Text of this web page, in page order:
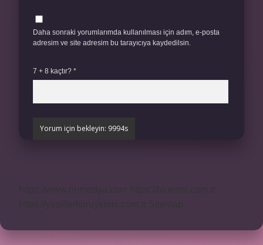
Daha sonraki yorumlarımda kullanılması için adım, e-posta
adresim ve site adresim bu tarayıcıya kaydedilsin.
7 + 8 kaçtır? *